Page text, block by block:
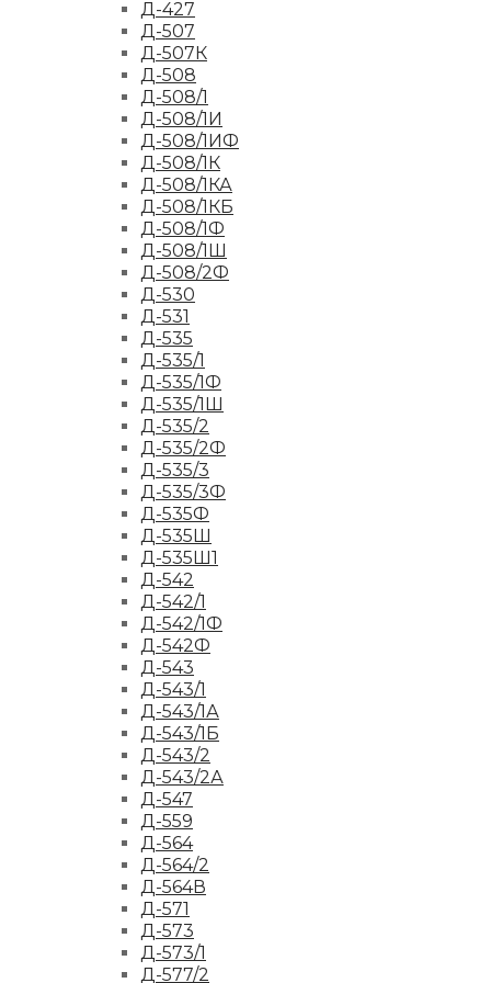
Д-427
Д-507
Д-507К
Д-508
Д-508/1
Д-508/1И
Д-508/1ИФ
Д-508/1К
Д-508/1КА
Д-508/1КБ
Д-508/1Ф
Д-508/1Ш
Д-508/2Ф
Д-530
Д-531
Д-535
Д-535/1
Д-535/1Ф
Д-535/1Ш
Д-535/2
Д-535/2Ф
Д-535/3
Д-535/3Ф
Д-535Ф
Д-535Ш
Д-535Ш1
Д-542
Д-542/1
Д-542/1Ф
Д-542Ф
Д-543
Д-543/1
Д-543/1А
Д-543/1Б
Д-543/2
Д-543/2А
Д-547
Д-559
Д-564
Д-564/2
Д-564В
Д-571
Д-573
Д-573/1
Д-577/2